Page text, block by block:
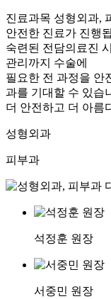
진료과목 성형외과,
안전한 진료가 진행
숙련된 전담의료진
관리까지 수술에
필요한 전 과정을 안
과를 기대할 수 있습
더 안전하고 더 아름
성형외과
피부과
석정훈 원장
서중민 원장